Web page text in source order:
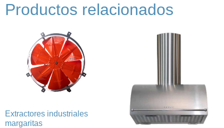
Productos relacionados
Extractores industriales
margaritas